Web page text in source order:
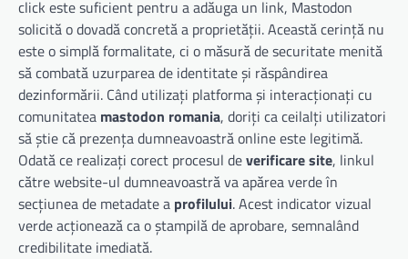
click este suficient pentru a adăuga un link, Mastodon
solicită o dovadă concretă a proprietății. Această cerință nu
este o simplă formalitate, ci o măsură de securitate menită
să combată uzurparea de identitate și răspândirea
dezinformării. Când utilizați platforma și interacționați cu
comunitatea mastodon romania, doriți ca ceilalți utilizatori
să știe că prezența dumneavoastră online este legitimă.
Odată ce realizați corect procesul deverificare site, linkul
către website-ul dumneavoastră va apărea verde în
secțiunea de metadate a profilului. Acest indicator vizual
verde acționează ca o ștampilă de aprobare, semnalând
credibilitate imediată.